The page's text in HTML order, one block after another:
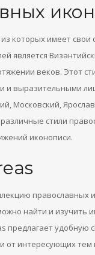
икон
которых имеет свои
является
веков. Этот
и выразительными
Московский,
стили
иконописи.
православных
найти и изучить
удобную
от интересующих